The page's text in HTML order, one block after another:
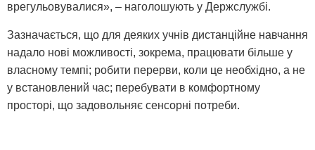
врегульовувалися», – наголошують у Держслужбі.
Зазначається, що для деяких учнів дистанційне навчання
надало нові можливості, зокрема, працювати більше у
власному темпі; робити перерви, коли це необхідно, а не
у встановлений час; перебувати в комфортному
просторі, що задовольняє сенсорні потреби.